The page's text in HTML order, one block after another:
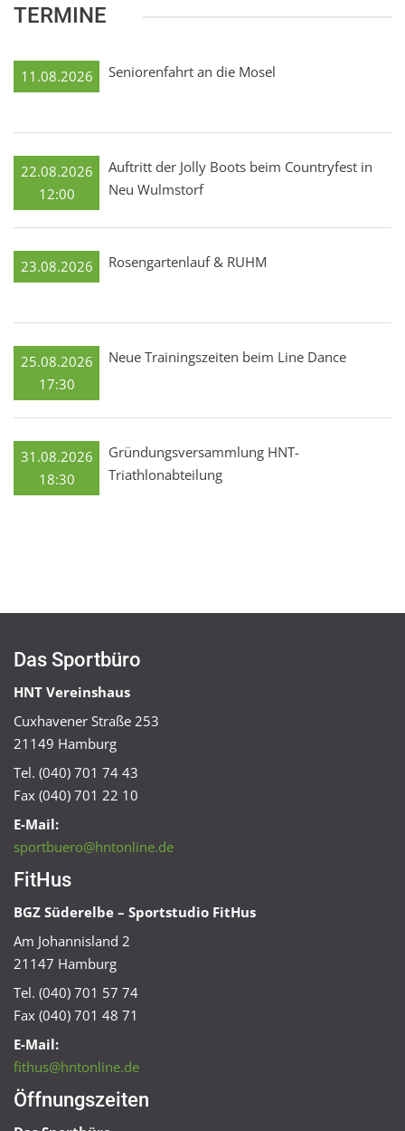
TERMINE
11.08.2026 Seniorenfahrt an die Mosel
22.08.2026
12:00
Auftritt der Jolly Boots beim Countryfest in
Neu Wulmstorf
23.08.2026 Rosengartenlauf & RUHM
25.08.2026
17:30
Neue Trainingszeiten beim Line Dance
31.08.2026
18:30
Gründungsversammlung HNT-
Triathlonabteilung
Das Sportbüro
HNT Vereinshaus
Cuxhavener Straße 253
21149 Hamburg
Tel. (040) 701 74 43
Fax (040) 701 22 10
E-Mail:
sportbuero@hntonline.de
FitHus
BGZ Süderelbe – Sportstudio FitHus
Am Johannisland 2
21147 Hamburg
Tel. (040) 701 57 74
Fax (040) 701 48 71
E-Mail:
fithus@hntonline.de
Öffnungszeiten